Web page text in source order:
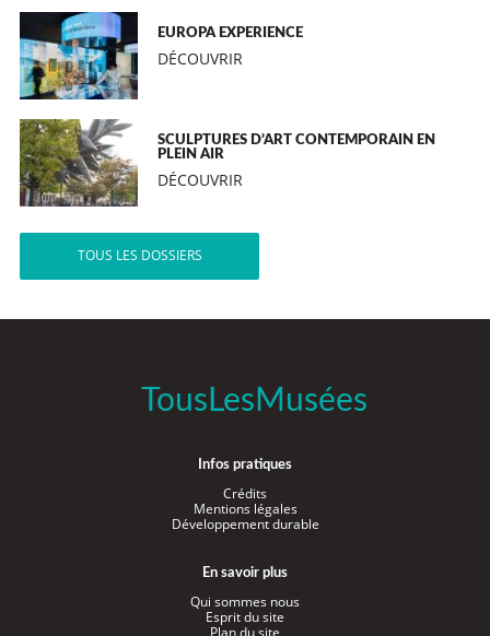
EUROPA EXPERIENCE
DÉCOUVRIR
SCULPTURES D’ART CONTEMPORAIN EN
PLEIN AIR
DÉCOUVRIR
TOUS LES DOSSIERS
TousLesMusées
Infos pratiques
Crédits
Mentions légales
Développement durable
En savoir plus
Qui sommes nous
Esprit du site
Plan du site